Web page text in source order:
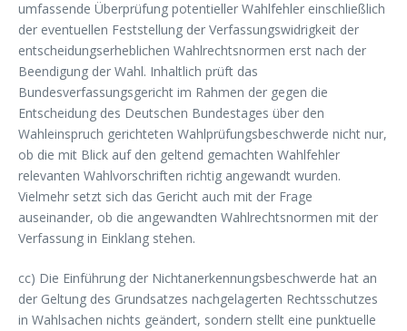
umfassende Überprüfung potentieller Wahlfehler einschließlich
der eventuellen Feststellung der Verfassungswidrigkeit der
entscheidungserheblichen Wahlrechtsnormen erst nach der
Beendigung der Wahl. Inhaltlich prüft das
Bundesverfassungsgericht im Rahmen der gegen die
Entscheidung des Deutschen Bundestages über den
Wahleinspruch gerichteten Wahlprüfungsbeschwerde nicht nur,
ob die mit Blick auf den geltend gemachten Wahlfehler
relevanten Wahlvorschriften richtig angewandt wurden.
Vielmehr setzt sich das Gericht auch mit der Frage
auseinander, ob die angewandten Wahlrechtsnormen mit der
Verfassung in Einklang stehen.
cc) Die Einführung der Nichtanerkennungsbeschwerde hat an
der Geltung des Grundsatzes nachgelagerten Rechtsschutzes
in Wahlsachen nichts geändert, sondern stellt eine punktuelle